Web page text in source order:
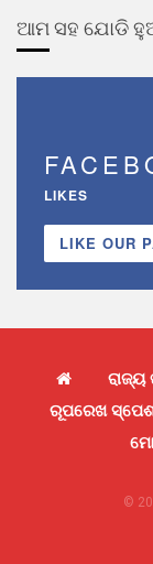
ଆମ ସହ ଯୋଡି
LIKES
LIKE OUR
ରାଜ୍ୟ
ରୂପରେଖ
©